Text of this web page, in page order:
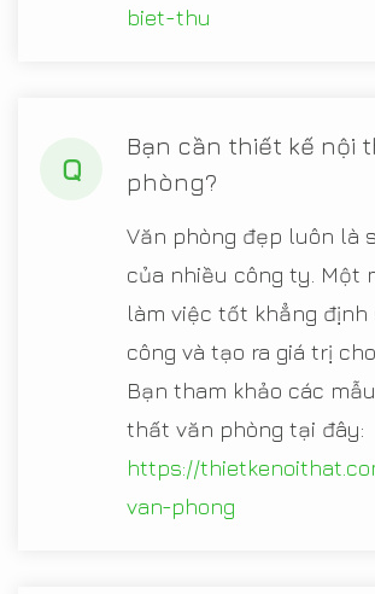
biet-thu
Q
Bạn cần thiết kế nội
phòng?
Văn phòng đẹp luôn là
của nhiều công ty. Một
làm việc tốt khẳng định
công và tạo ra giá trị
Bạn tham khảo các
thất văn phòng tại đây:
https://
van-phong